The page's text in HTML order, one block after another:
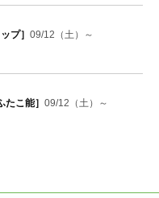
プ］ 09/12（土）～
たこ能］ 09/12（土）～